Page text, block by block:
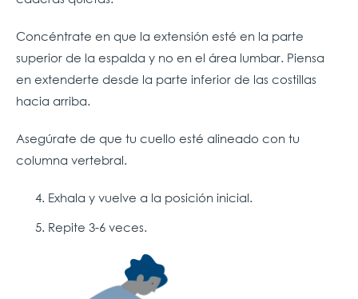
Concéntrate en que la extensión esté en la parte
superior de la espalda y no en el área lumbar. Piensa
en extenderte desde la parte inferior de las costillas
hacia arriba.
Asegúrate de que tu cuello esté alineado con tu
columna vertebral.
Exhala y vuelve a la posición inicial.
Repite 3-6 veces.